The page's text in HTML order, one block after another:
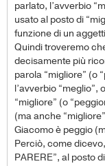
parlato, l’avverbio
usato al posto di
funzione di un
Quindi troveremo
decisamente più
parola “migliore” (o
l’avverbio “meglio”,
“migliore” (o
(ma anche
Giacomo è peggio
Perciò, come
PARERE”, al posto